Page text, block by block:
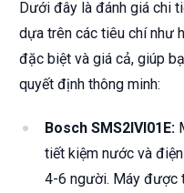
Dưới đây là đánh giá chi
dựa trên các tiêu chí như
đặc biệt và giá cả, giúp
quyết định thông minh:
Bosch SMS2IVI01E:
tiết kiệm nước và
4-6 người. Máy được